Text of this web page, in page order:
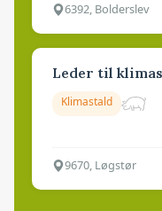
6392, Bolderslev
Leder til
Klimastald
9670, Løgstør